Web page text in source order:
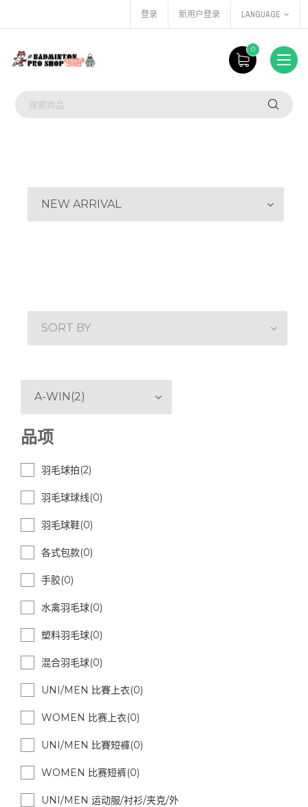
登录 新用户登录 LANGUAGE
0
NEW ARRIVAL
SORT BY
A-WIN(2)
品项
羽毛球拍(2)
羽毛球球线(0)
羽毛球鞋(0)
各式包款(0)
手胶(0)
水禽羽毛球(0)
塑料羽毛球(0)
混合羽毛球(0)
UNI/MEN 比賽上衣(0)
WOMEN 比赛上衣(0)
UNI/MEN 比賽短褲(0)
WOMEN 比赛短裤(0)
UNI/MEN 运动服/衬衫/夹克/外